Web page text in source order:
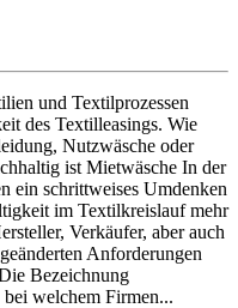
und Textilprozessen
des Textilleasings. Wie
Nutzwäsche oder
ist Mietwäsche​​​​​​ In der
ein schrittweises Umdenken
im Textilkreislauf mehr
Verkäufer, aber auch
Anforderungen
Bezeichnung
welchem Firmen...